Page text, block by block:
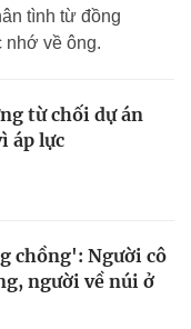
tình từ đồng
nhớ về ông.
từ chối dự án
áp lực
chồng': Người cô
người về núi ở